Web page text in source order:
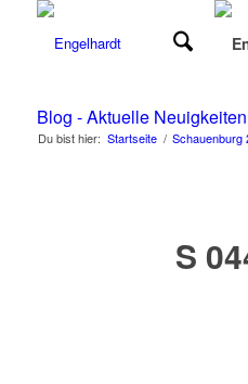
Blog - Aktuelle Neuigkeiten
Du bist hier: Startseite / Schauenburg
S